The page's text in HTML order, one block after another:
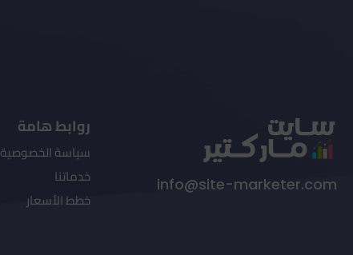
info@site-marketer.com
روابط هامة
سياسة الخصوصية
خدماتنا
خطط الأسعار